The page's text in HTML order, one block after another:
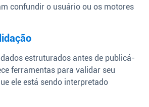
confundir o usuário ou os motores
estruturados antes de publicá-
ferramentas para validar seu
ele está sendo interpretado